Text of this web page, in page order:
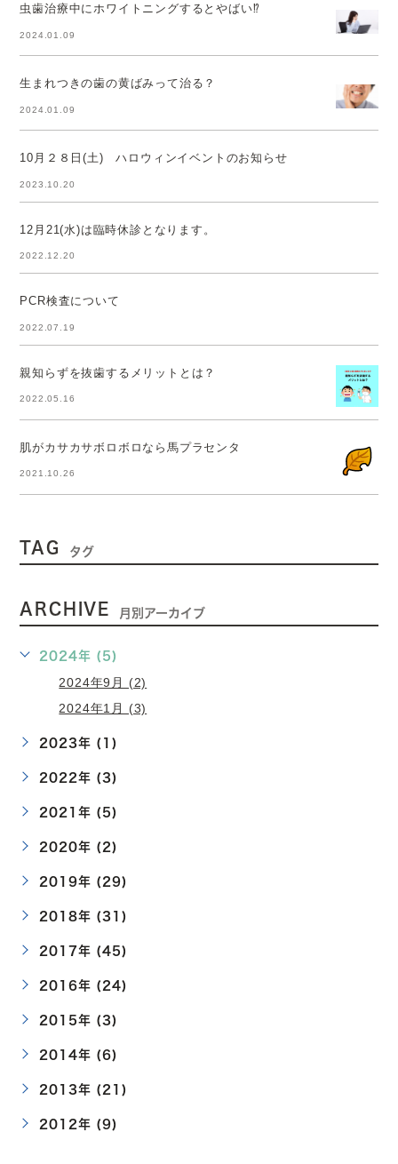
虫歯治療中にホワイトニングするとやばい⁉
2024.01.09
生まれつきの歯の黄ばみって治る？
2024.01.09
10月２８日(土) ハロウィンイベントのお知らせ
2023.10.20
12月21(水)は臨時休診となります。
2022.12.20
PCR検査について
2022.07.19
親知らずを抜歯するメリットとは？
2022.05.16
肌がカサカサボロボロなら馬プラセンタ
2021.10.26
TAG タグ
ARCHIVE 月別アーカイブ
2024年 (5)
2024年9月 (2)
2024年1月 (3)
2023年 (1)
2022年 (3)
2021年 (5)
2020年 (2)
2019年 (29)
2018年 (31)
2017年 (45)
2016年 (24)
2015年 (3)
2014年 (6)
2013年 (21)
2012年 (9)